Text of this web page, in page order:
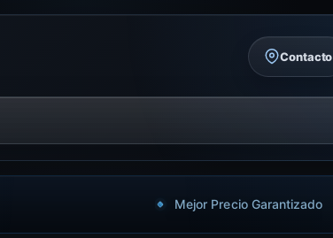
Contacto
Mejor Precio Garantizado